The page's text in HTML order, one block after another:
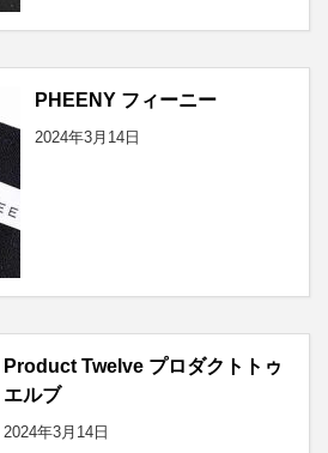
PHEENY フィーニー
2024年3月14日
Product Twelve プロダクトトゥ
エルブ
2024年3月14日